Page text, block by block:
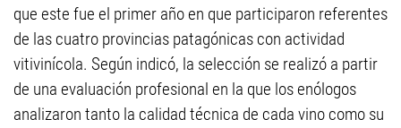
que este fue el primer año en que participaron referentes
de las cuatro provincias patagónicas con actividad
vitivinícola. Según indicó, la selección se realizó a partir
de una evaluación profesional en la que los enólogos
analizaron tanto la calidad técnica de cada vino como su